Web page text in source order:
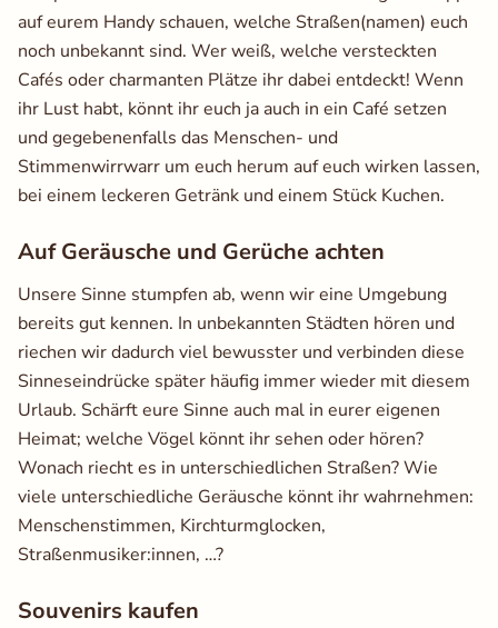
auf eurem Handy schauen, welche Straßen(namen) euch
noch unbekannt sind. Wer weiß, welche versteckten
Cafés oder charmanten Plätze ihr dabei entdeckt! Wenn
ihr Lust habt, könnt ihr euch ja auch in ein Café setzen
und gegebenenfalls das Menschen- und
Stimmenwirrwarr um euch herum auf euch wirken lassen,
bei einem leckeren Getränk und einem Stück Kuchen.
Auf Geräusche und Gerüche achten
Unsere Sinne stumpfen ab, wenn wir eine Umgebung
bereits gut kennen. In unbekannten Städten hören und
riechen wir dadurch viel bewusster und verbinden diese
Sinneseindrücke später häufig immer wieder mit diesem
Urlaub. Schärft eure Sinne auch mal in eurer eigenen
Heimat; welche Vögel könnt ihr sehen oder hören?
Wonach riecht es in unterschiedlichen Straßen? Wie
viele unterschiedliche Geräusche könnt ihr wahrnehmen:
Menschenstimmen, Kirchturmglocken,
Straßenmusiker:innen, …?
Souvenirs kaufen